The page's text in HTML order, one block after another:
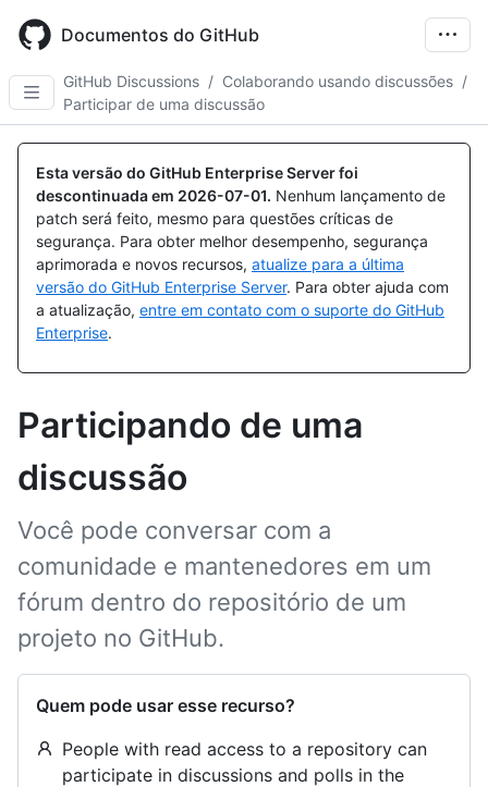
main
content
Documentos do GitHub
GitHub Discussions / Colaborando usando discussões /
Participar de uma discussão
Esta versão do GitHub Enterprise Server foi
descontinuada em 2026-07-01. Nenhum lançamento de
patch será feito, mesmo para questões críticas de
segurança. Para obter melhor desempenho, segurança
aprimorada e novos recursos, atualize para a última
versão do GitHub Enterprise Server. Para obter ajuda com
a atualização, entre em contato com o suporte do GitHub
Enterprise.
Participando de uma
discussão
Você pode conversar com a
comunidade e mantenedores em um
fórum dentro do repositório de um
projeto no GitHub.
Quem pode usar esse recurso?
People with read access to a repository can
participate in discussions and polls in the